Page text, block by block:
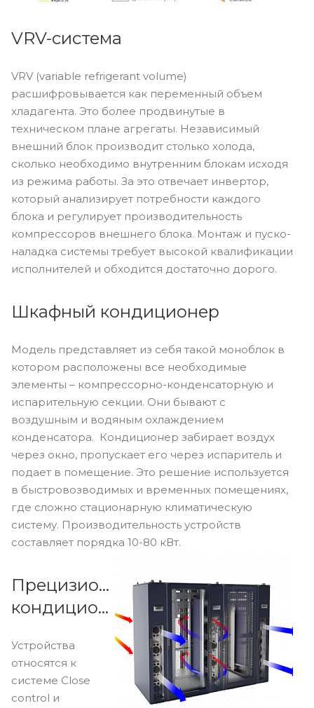
VRV-система
VRV (variable refrigerant volume)
расшифровывается как переменный объем
хладагента. Это более продвинутые в
техническом плане агрегаты. Независимый
внешний блок производит столько холода,
сколько необходимо внутренним блокам исходя
из режима работы. За это отвечает инвертор,
который анализирует потребности каждого
блока и регулирует производительность
компрессоров внешнего блока. Монтаж и пуско-
наладка системы требует высокой квалификации
исполнителей и обходится достаточно дорого.
Шкафный кондиционер
Модель представляет из себя такой моноблок в
котором расположены все необходимые
элементы – компрессорно-конденсаторную и
испарительную секции. Они бывают с
воздушным и водяным охлаждением
конденсатора. Кондиционер забирает воздух
через окно, пропускает его через испаритель и
подает в помещение. Это решение используется
в быстровозводимых и временных помещениях,
где сложно стационарную климатическую
систему. Производительность устройств
составляет порядка 10-80 кВт.
Прецизионные
кондиционеры
Устройства
относятся к
системе Close
control и